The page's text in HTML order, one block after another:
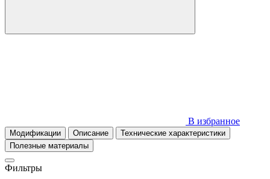
В избранное
Модификации Описание
Технические характеристики
Полезные материалы
Фильтры